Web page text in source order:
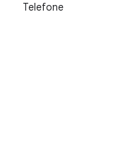
Telefone